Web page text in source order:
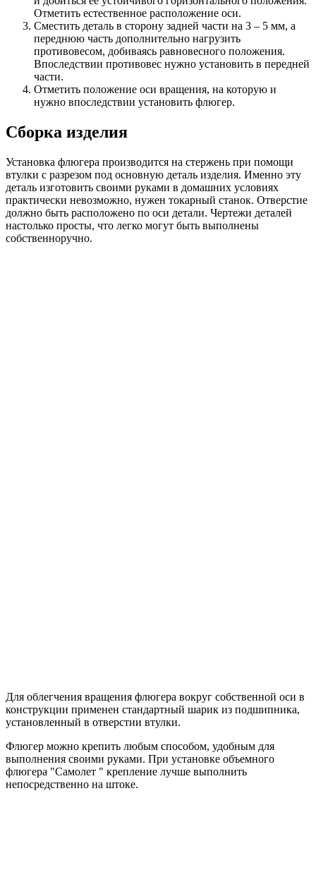
Отметить естественное расположение оси.
Сместить деталь в сторону задней части на 3 – 5 мм, а
переднюю часть дополнительно нагрузить
противовесом, добиваясь равновесного положения.
Впоследствии противовес нужно установить в передней
части.
Отметить положение оси вращения, на которую и
нужно впоследствии установить флюгер.
Сборка изделия
Установка флюгера производится на стержень при помощи
втулки с разрезом под основную деталь изделия. Именно эту
деталь изготовить своими руками в домашних условиях
практически невозможно, нужен токарный станок. Отверстие
должно быть расположено по оси детали. Чертежи деталей
настолько просты, что легко могут быть выполнены
собственноручно.
Для облегчения вращения флюгера вокруг собственной оси в
конструкции применен стандартный шарик из подшипника,
установленный в отверстии втулки.
Флюгер можно крепить любым способом, удобным для
выполнения своими руками. При установке объемного
флюгера "Самолет " крепление лучше выполнить
непосредственно на штоке.